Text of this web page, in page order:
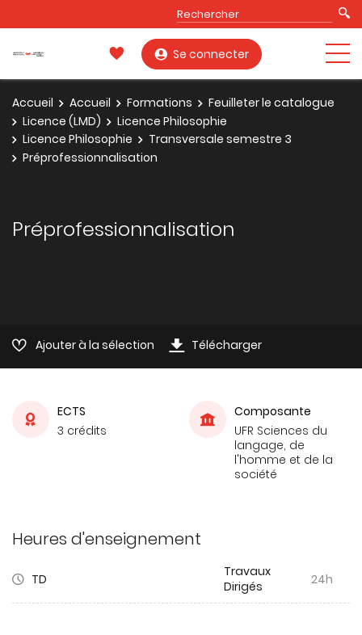
Se connecter
Accueil Accueil Formations
Feuilleter le catalogue
Licence (LMD)
Licence Philosophie
Licence Philosophie
Transversale semestre 3
Préprofessionnalisation
Préprofessionnalisation
Ajouter à la sélection Télécharger
ECTS
3 crédits
Composante
UFR Sciences du
langage, de
l'homme et de la
société
Heures d'enseignement
TD
Travaux
Dirigés
24h